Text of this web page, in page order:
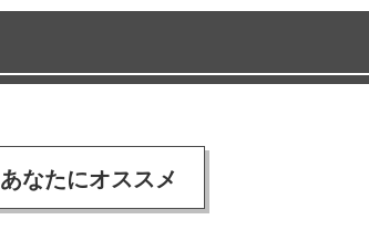
あなたにオススメ